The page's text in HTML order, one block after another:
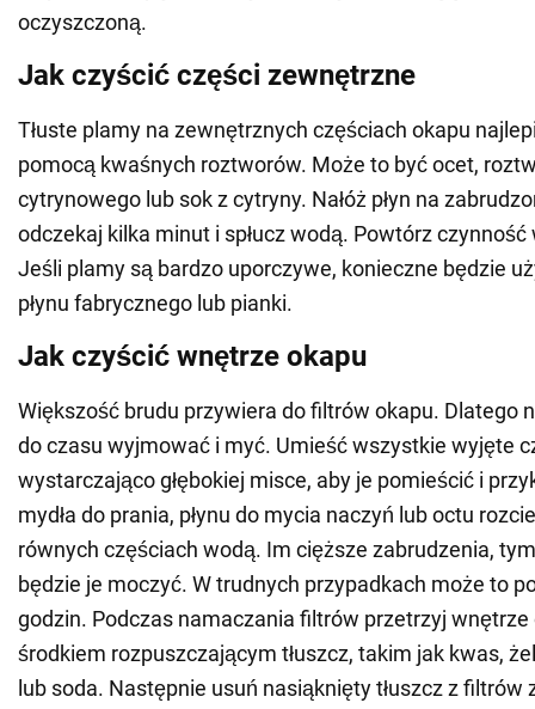
oczyszczoną.
Jak czyścić części zewnętrzne
Tłuste plamy na zewnętrznych częściach okapu
pomocą kwaśnych roztworów. Może to być ocet,
cytrynowego lub sok z cytryny. Nałóż płyn na
odczekaj kilka minut i spłucz wodą. Powtórz
Jeśli plamy są bardzo uporczywe, konieczne będzie
płynu fabrycznego lub pianki.
Jak czyścić wnętrze okapu
Większość brudu przywiera do filtrów okapu. Dlatego
do czasu wyjmować i myć. Umieść wszystkie wyjęte
wystarczająco głębokiej misce, aby je pomieścić i
mydła do prania, płynu do mycia naczyń lub octu
równych częściach wodą. Im cięższe zabrudzenia,
będzie je moczyć. W trudnych przypadkach może to
godzin. Podczas namaczania filtrów przetrzyj
środkiem rozpuszczającym tłuszcz, takim jak kwas,
lub soda. Następnie usuń nasiąknięty tłuszcz z filtrów